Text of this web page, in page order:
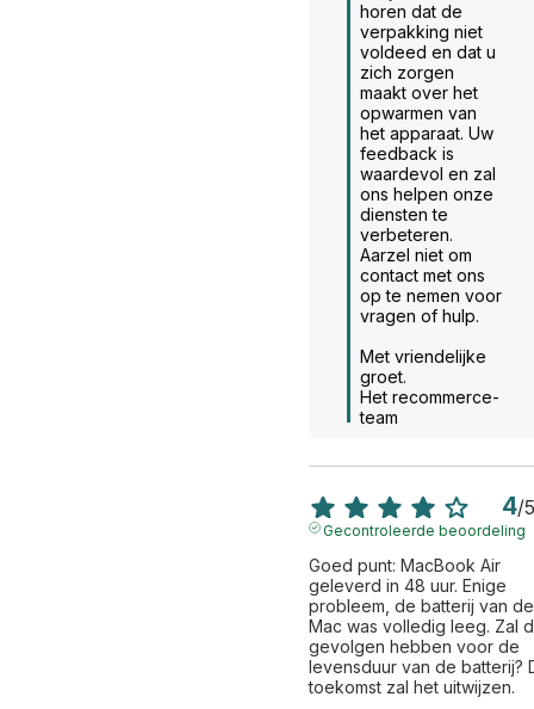
horen dat de
verpakking niet
voldeed en dat u
zich zorgen
maakt over het
opwarmen van
het apparaat. Uw
feedback is
waardevol en zal
ons helpen onze
diensten te
verbeteren.
Aarzel niet om
contact met ons
op te nemen voor
vragen of hulp.
Met vriendelijke
groet.
Het recommerce-
team
4/5
Gecontroleerde beoordeling
Goed punt: MacBook Air
geleverd in 48 uur. Enige
probleem, de batterij van de
Mac was volledig leeg. Zal
gevolgen hebben voor de
levensduur van de batterij?
toekomst zal het uitwijzen.